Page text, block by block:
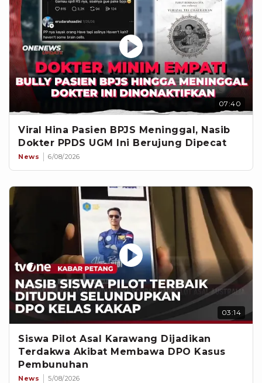
07:40
Viral Hina Pasien BPJS Meninggal, Nasib
Dokter PPDS UGM Ini Berujung Dipecat
News 6/08/2026
03:14
Siswa Pilot Asal Karawang Dijadikan
Terdakwa Akibat Membawa DPO Kasus
Pembunuhan
News 5/08/2026